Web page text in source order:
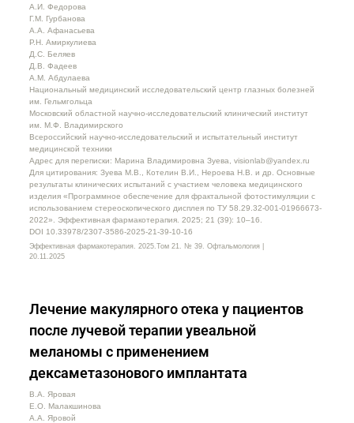
А.И. Федорова
Г.М. Гурбанова
А.А. Афанасьева
Р.Н. Амиркулиева
Д.С. Беляев
Д.В. Фадеев
А.М. Абдулаева
Национальный медицинский исследовательский центр глазных болезней
им. Гельмгольца
Московский областной научно-исследовательский клинический институт
им. М.Ф. Владимирского
Всероссийский научно-исследовательский и испытательный институт
медицинской техники
Адрес для переписки: Марина Владимировна Зуева, visionlab@yandex.ru
Для цитирования: Зуева М.В., Котелин В.И., Нероева Н.В. и др. Основные
результаты клинических испытаний с участием человека медицинского
изделия «Программное обеспечение для фрактальной фотостимуляции с
использованием стереоскопического дисплея по ТУ 58.29.32-001-01966673-
2022». Эффективная фармакотерапия. 2025; 21 (39): 10–16.
DOI 10.33978/2307-3586-2025-21-39-10-16
Эффективная фармакотерапия. 2025.Том 21. № 39. Офтальмология |
20.11.2025
Лечение макулярного отека у пациентов
после лучевой терапии увеальной
меланомы с применением
дексаметазонового имплантата
В.А. Яровая
Е.О. Малакшинова
А.А. Яровой